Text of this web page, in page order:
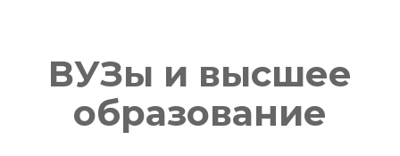
ВУЗы и высшее
образование